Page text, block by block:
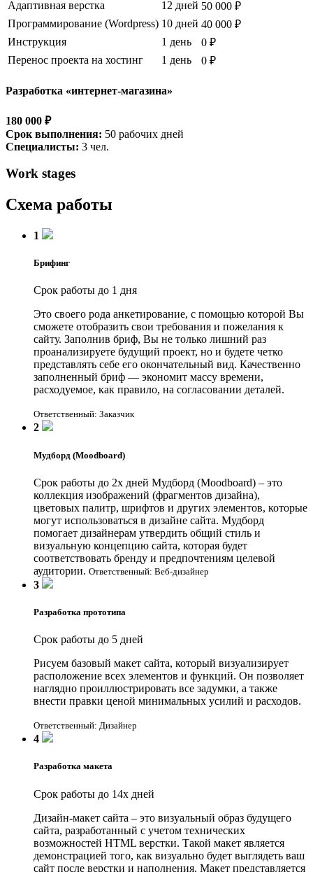
Адаптивная верстка
12 дней 50 000 ₽
Программирование (Wordpress) 10 дней 40 000 ₽
Инструкция
1 день
0 ₽
Перенос проекта на хостинг
1 день 0 ₽
Разработка «интернет-магазина»
180 000 ₽
Срок выполнения: 50 рабочих дней
Специалисты: 3 чел.
Work stages
Схема работы
1
Брифинг
Срок работы до 1 дня
Это своего рода анкетирование, с помощью которой Вы
сможете отобразить свои требования и пожелания к
сайту. Заполнив бриф, Вы не только лишний раз
проанализируете будущий проект, но и будете четко
представлять себе его окончательный вид. Качественно
заполненный бриф — экономит массу времени,
расходуемое, как правило, на согласовании деталей.
Ответственный: Заказчик
2
Мудборд (Moodboard)
Срок работы до 2х дней Мудборд (Moodboard) – это
коллекция изображений (фрагментов дизайна),
цветовых палитр, шрифтов и других элементов, которые
могут использоваться в дизайне сайта. Мудборд
помогает дизайнерам утвердить общий стиль и
визуальную концепцию сайта, которая будет
соответствовать бренду и предпочтениям целевой
аудитории. Ответственный: Веб-дизайнер
3
Разработка прототипа
Срок работы до 5 дней
Рисуем базовый макет сайта, который визуализирует
расположение всех элементов и функций. Он позволяет
наглядно проиллюстрировать все задумки, а также
внести правки ценой минимальных усилий и расходов.
Ответственный: Дизайнер
4
Разработка макета
Срок работы до 14х дней
Дизайн-макет сайта – это визуальный образ будущего
сайта, разработанный с учетом технических
возможностей HTML верстки. Такой макет является
демонстрацией того, как визуально будет выглядеть ваш
сайт после верстки и наполнения. Макет представляется